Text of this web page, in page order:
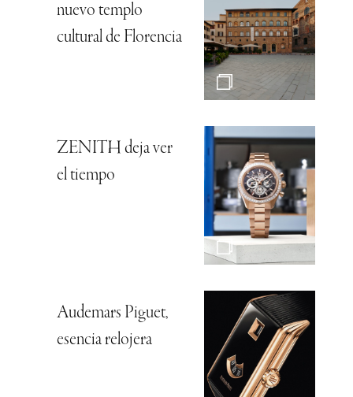
nuevo templo
cultural de Florencia
ZENITH deja ver
el tiempo
Audemars Piguet,
esencia relojera